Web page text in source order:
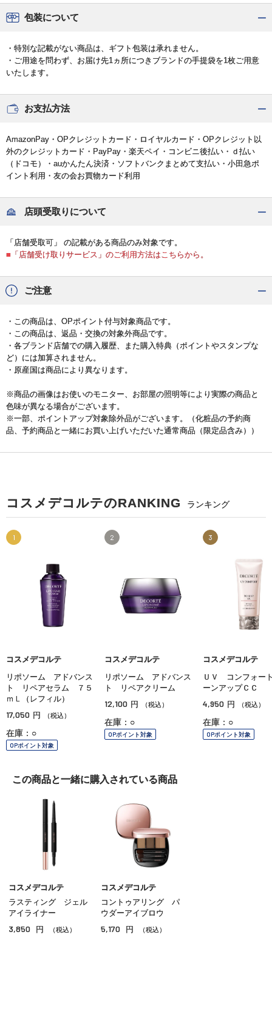
包装について
・特別な記載がない商品は、ギフト包装は承れません。
・ご用途を問わず、お届け先1ヵ所につきブランドの手提袋を1枚ご用意
いたします。
お支払方法
AmazonPay・OPクレジットカード・ロイヤルカード・OPクレジット以
外のクレジットカード・PayPay・楽天ペイ・コンビニ後払い・ｄ払い
（ドコモ）・auかんたん決済・ソフトバンクまとめて支払い・小田急ポ
イント利用・友の会お買物カード利用
店頭受取りについて
「店舗受取可」 の記載がある商品のみ対象です。
■「店舗受け取りサービス」のご利用方法はこちらから。
ご注意
・この商品は、OPポイント付与対象商品です。
・この商品は、返品・交換の対象外商品です。
・各ブランド店舗での購入履歴、また購入特典（ポイントやスタンプな
ど）には加算されません。
・原産国は商品により異なります。
※商品の画像はお使いのモニター、お部屋の照明等により実際の商品と
色味が異なる場合がございます。
※一部、ポイントアップ対象除外品がございます。（化粧品の予約商
品、予約商品と一緒にお買い上げいただいた通常商品（限定品含み））
コスメデコルテのRANKING ランキング
1
コスメデコルテ
リポソーム アドバンス
ト リペアセラム ７５
ｍＬ（レフィル）
17,050 円 （税込）
在庫：○
OPポイント対象
2
コスメデコルテ
リポソーム アドバンス
ト リペアクリーム
12,100 円 （税込）
在庫：○
OPポイント対象
3
コスメデコルテ
ＵＶ コンフォー
ーンアップＣＣ
4,950 円 （税込）
在庫：○
OPポイント対象
この商品と一緒に購入されている商品
コスメデコルテ
ラスティング ジェル
アイライナー
3,850 円 （税込）
コスメデコルテ
コントゥアリング パ
ウダーアイブロウ
5,170 円 （税込）